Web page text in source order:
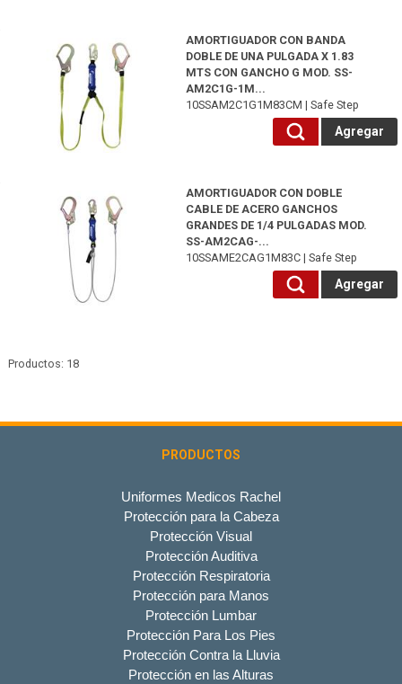
AMORTIGUADOR CON BANDA
DOBLE DE UNA PULGADA X 1.83
MTS CON GANCHO G MOD. SS-
AM2C1G-1M...
10SSAM2C1G1M83CM | Safe Step
Agregar
AMORTIGUADOR CON DOBLE
CABLE DE ACERO GANCHOS
GRANDES DE 1/4 PULGADAS MOD.
SS-AM2CAG-...
10SSAME2CAG1M83C | Safe Step
Agregar
Productos: 18
PRODUCTOS
Uniformes Medicos Rachel
Protección para la Cabeza
Protección Visual
Protección Auditiva
Protección Respiratoria
Protección para Manos
Protección Lumbar
Protección Para Los Pies
Protección Contra la Lluvia
Protección en las Alturas